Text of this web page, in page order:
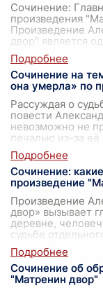
Сочинение:
произведения
Произведение
двор" является
Сочинение на
она умерла» по
Рассуждая о
повести
невозможно не
печалью из-за её
Сочинение:
произведение
Произведение
двор» вызывает
деревне,
судьбе
Сочинение об
"Матренин двор"